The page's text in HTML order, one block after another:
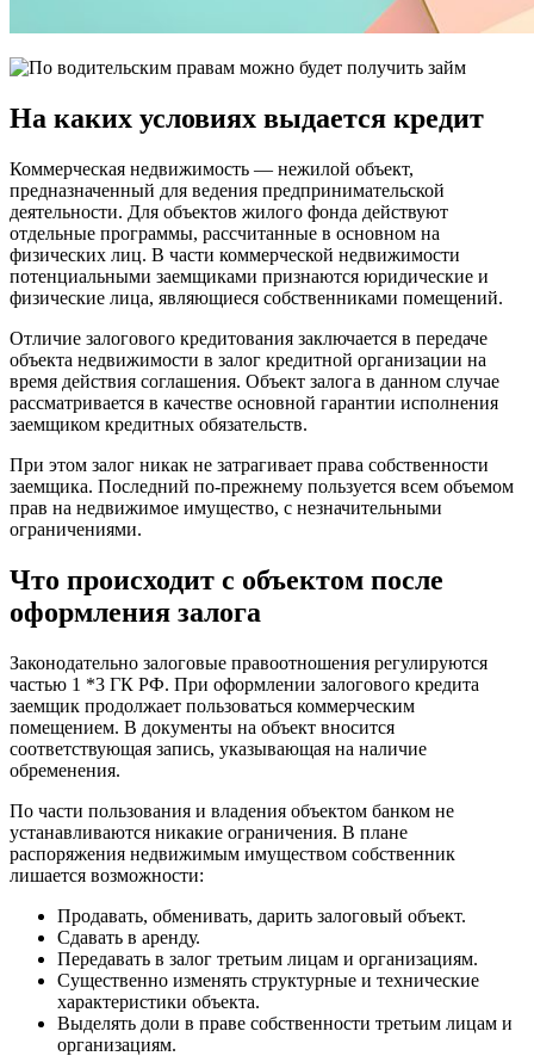
На каких условиях выдается кредит
Коммерческая недвижимость — нежилой объект,
предназначенный для ведения предпринимательской
деятельности. Для объектов жилого фонда действуют
отдельные программы, рассчитанные в основном на
физических лиц. В части коммерческой недвижимости
потенциальными заемщиками признаются юридические и
физические лица, являющиеся собственниками помещений.
Отличие залогового кредитования заключается в передаче
объекта недвижимости в залог кредитной организации на
время действия соглашения. Объект залога в данном случае
рассматривается в качестве основной гарантии исполнения
заемщиком кредитных обязательств.
При этом залог никак не затрагивает права собственности
заемщика. Последний по-прежнему пользуется всем объемом
прав на недвижимое имущество, с незначительными
ограничениями.
Что происходит с объектом после
оформления залога
Законодательно залоговые правоотношения регулируются
частью 1 *3 ГК РФ. При оформлении залогового кредита
заемщик продолжает пользоваться коммерческим
помещением. В документы на объект вносится
соответствующая запись, указывающая на наличие
обременения.
По части пользования и владения объектом банком не
устанавливаются никакие ограничения. В плане
распоряжения недвижимым имуществом собственник
лишается возможности:
Продавать, обменивать, дарить залоговый объект.
Сдавать в аренду.
Передавать в залог третьим лицам и организациям.
Существенно изменять структурные и технические
характеристики объекта.
Выделять доли в праве собственности третьим лицам и
организациям.